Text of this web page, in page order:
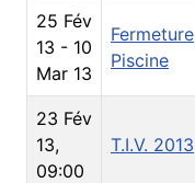
25 Fév
13 - 10
Mar 13
Fermeture
Piscine
23 Fév
13,
09:00
T.I.V. 2013